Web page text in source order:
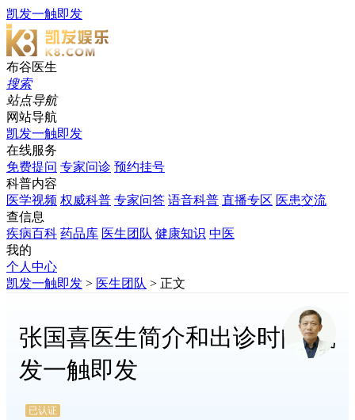
凯发一触即发
布谷医生
搜索
站点导航
网站导航
凯发一触即发
在线服务
免费提问 专家问诊 预约挂号
科普内容
医学视频 权威科普 专家问答 语音科普 直播专区 医患交流
查信息
疾病百科 药品库 医生团队 健康知识 中医
我的
个人中心
凯发一触即发 > 医生团队 > 正文
张国喜医生简介和出诊时间-凯
发一触即发
已认证